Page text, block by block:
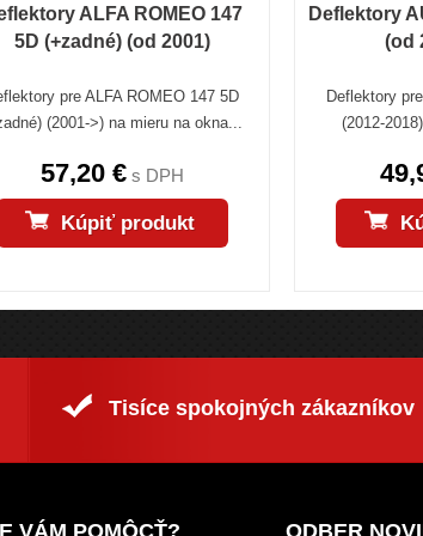
ALFA ROMEO 147
5D (+zadné) (od 2001)
pre ALFA ROMEO 147 5D
(2001->) na mieru na okna...
57,20 €s DPH
Kúpiť produkt
Deflektory
(od
Deflektory
(2012-
Tisíce spokojných zákazníkov
VÁM POMÔCŤ? ODBER